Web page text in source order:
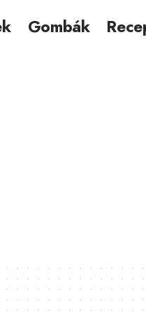
Gombák